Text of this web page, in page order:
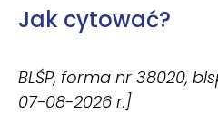
Jak cytować?
BLŚP, forma nr 38020,
07-08-2026 r.]